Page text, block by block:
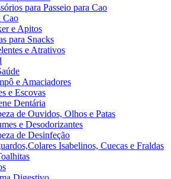
para Passeio para Cao
Cao
e Apitos
para Snacks
e Atrativos
e Amaciadores
e Escovas
Dentária
de Ouvidos, Olhos e Patas
e Desodorizantes
de Desinfeção
Isabelinos, Cuecas e Fraldas